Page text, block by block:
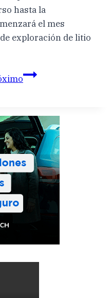
hasta la
el mes
exploración de litio